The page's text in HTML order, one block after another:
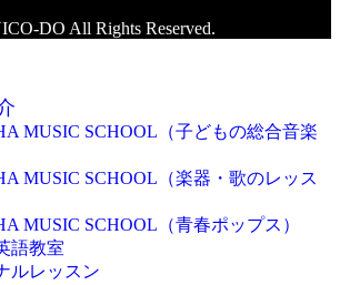
DO All Rights Reserved.
MUSIC SCHOOL（子どもの総合音楽
MUSIC SCHOOL（楽器・歌のレッス
MUSIC SCHOOL（青春ポップス）
語教室
ルレッスン